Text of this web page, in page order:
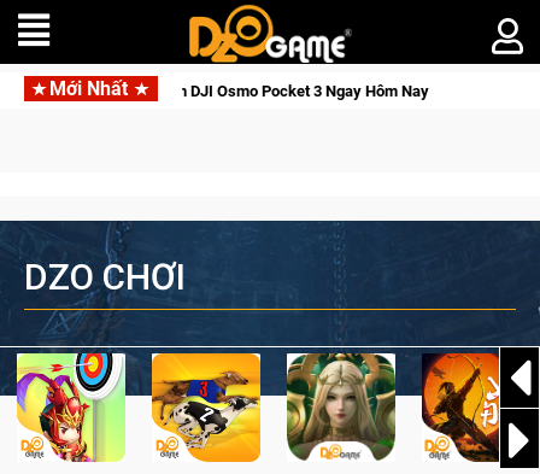
Mới Nhất
Tỉnh, Săn DJI Osmo Pocket 3 Ngay Hôm Nay
DZO CHƠI